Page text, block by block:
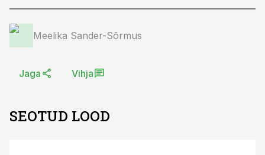
Meelika Sander-Sõrmus
Jaga Vihja
SEOTUD LOOD